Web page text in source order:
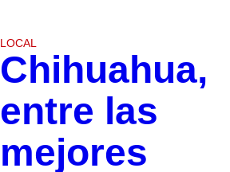
LOCAL
Chihuahua,
entre las
mejores